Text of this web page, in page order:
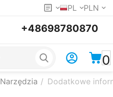
PL PLN
+48698780870
0
Narzędzia / Dodatkowe